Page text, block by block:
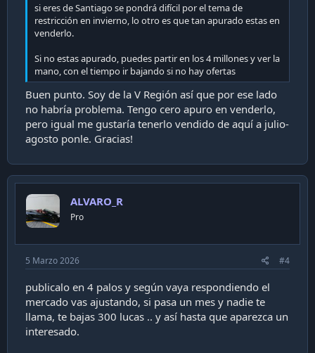
si eres de Santiago se pondrá difícil por el tema de
restricción en invierno, lo otro es que tan apurado estas en
venderlo.
Si no estas apurado, puedes partir en los 4 millones y ver la
mano, con el tiempo ir bajando si no hay ofertas
Buen punto. Soy de la V Región así que por ese lado
no habría problema. Tengo cero apuro en venderlo,
pero igual me gustaría tenerlo vendido de aquí a julio-
agosto ponle. Gracias!
ALVARO_R
Pro
5 Marzo 2026 #4
publicalo en 4 palos y según vaya respondiendo el
mercado vas ajustando, si pasa un mes y nadie te
llama, te bajas 300 lucas .. y así hasta que aparezca un
interesado.